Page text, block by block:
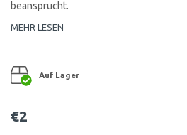
beansprucht.
MEHR LESEN
Auf Lager
€2